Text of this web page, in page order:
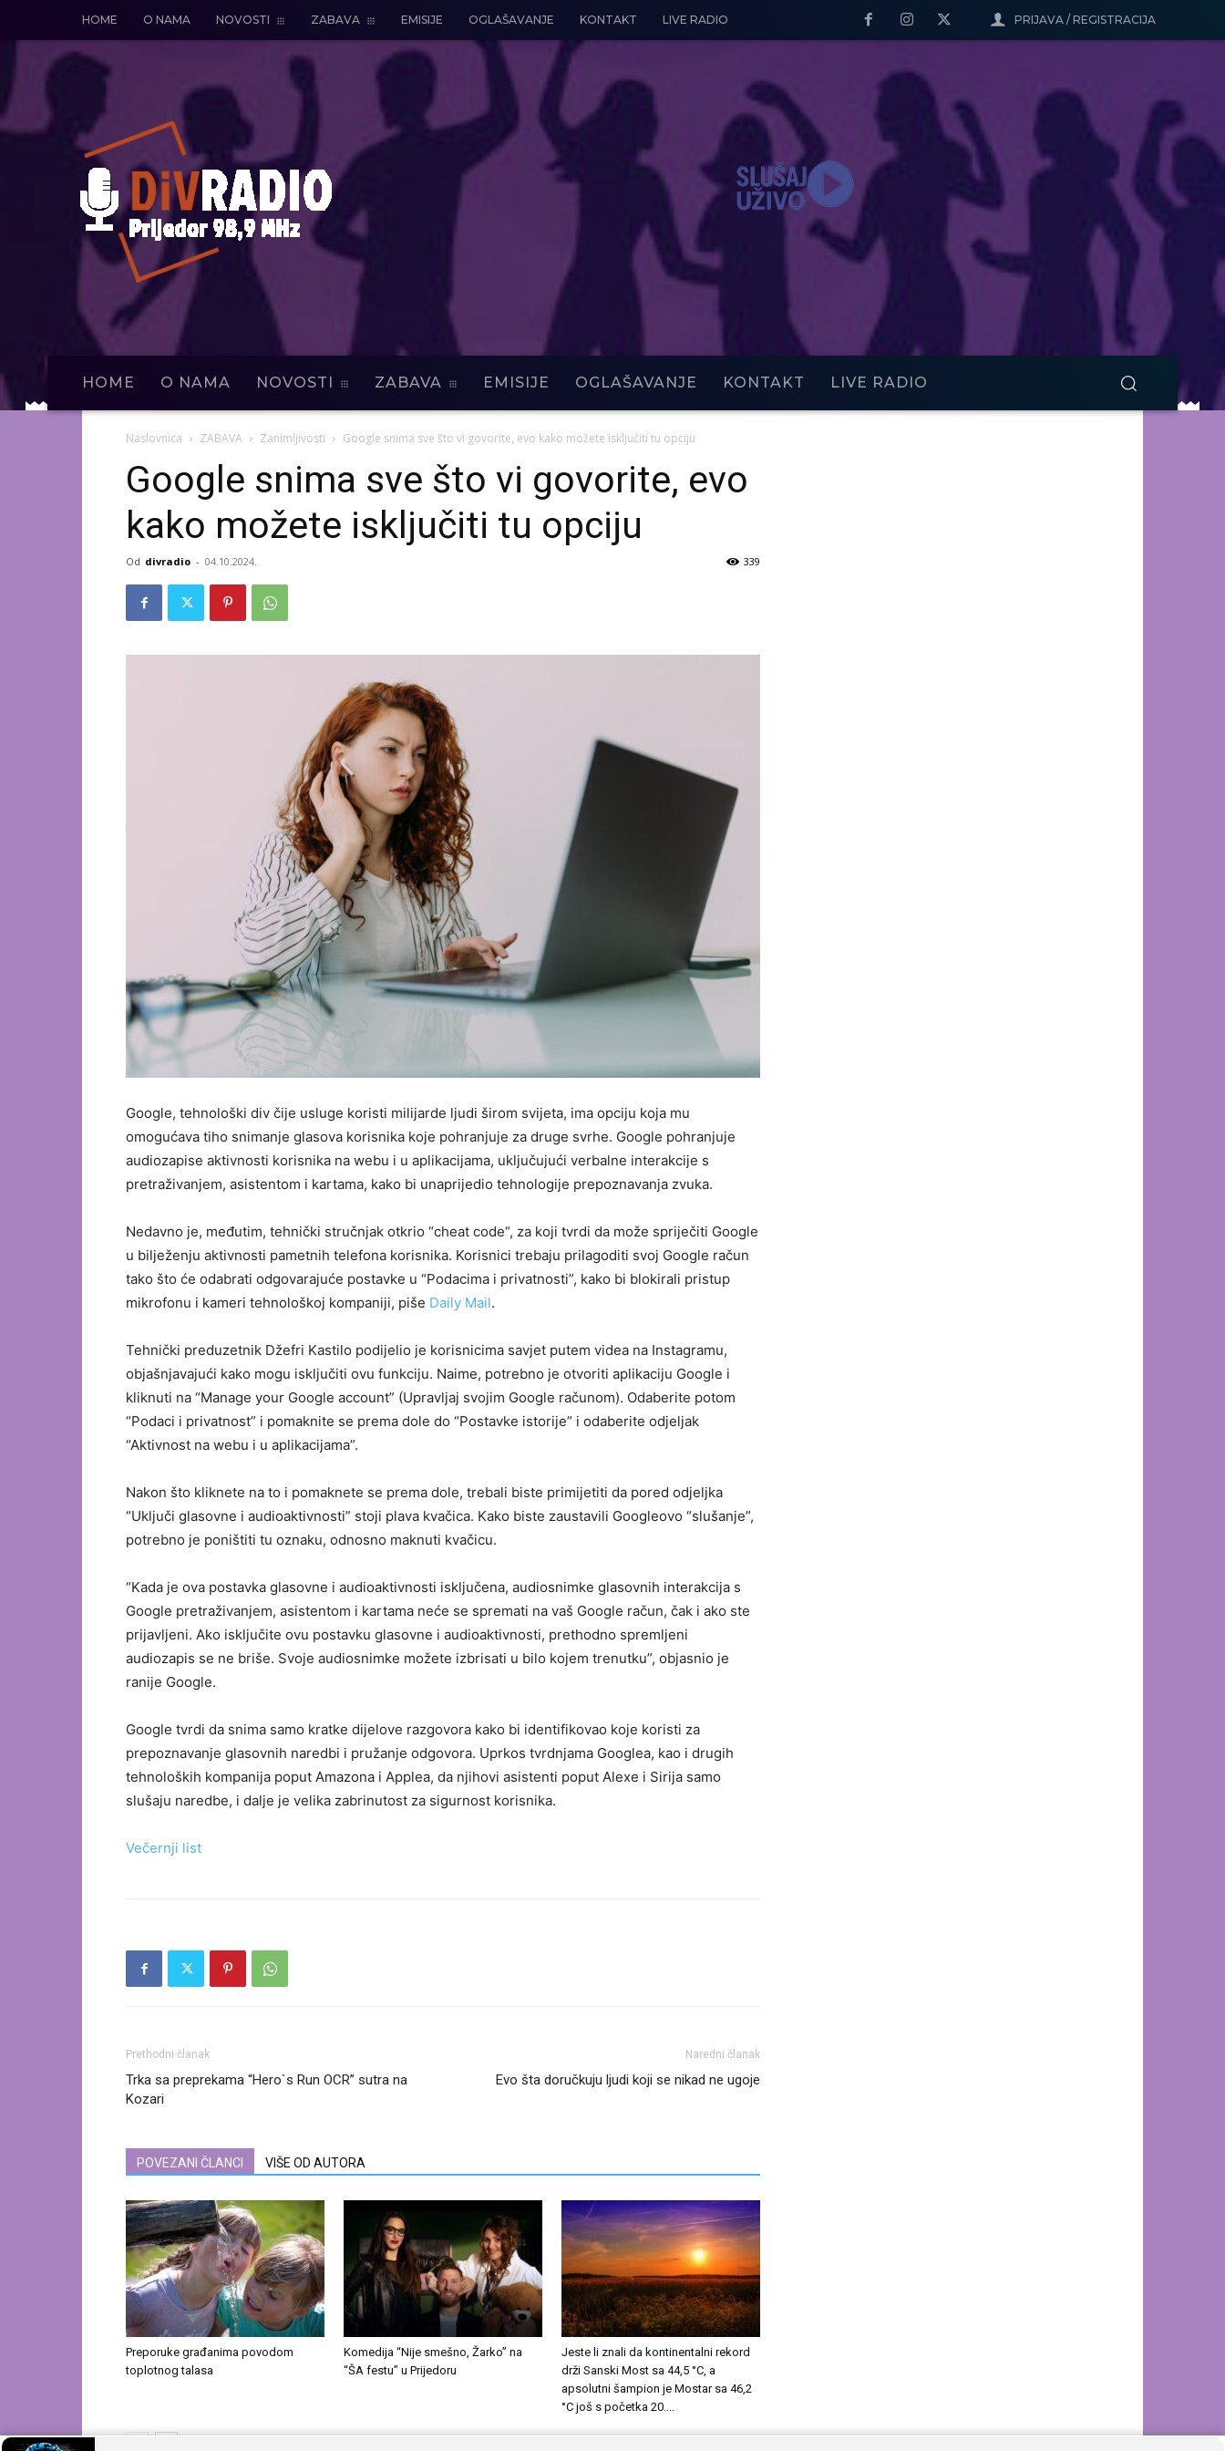
PRIJAVA / REGISTRACIJA
HOME O NAMA NOVOSTI ZABAVA EMISIJE OGLAŠAVANJE KONTAKT LIVE RADIO
HOME O NAMA NOVOSTI ZABAVA EMISIJE OGLAŠAVANJE KONTAKT LIVE RADIO
Naslovnica ZABAVA Zanimljivosti Google snima sve što vi govorite, evo kako možete isključiti tu opciju
Google snima sve što vi govorite, evo
kako možete isključiti tu opciju
Od divradio - 04.10.2024. 339
Google, tehnološki div čije usluge koristi milijarde ljudi širom svijeta, ima opciju koja mu
omogućava tiho snimanje glasova korisnika koje pohranjuje za druge svrhe. Google pohranjuje
audiozapise aktivnosti korisnika na webu i u aplikacijama, uključujući verbalne interakcije s
pretraživanjem, asistentom i kartama, kako bi unaprijedio tehnologije prepoznavanja zvuka.
Nedavno je, međutim, tehnički stručnjak otkrio “cheat code“, za koji tvrdi da može spriječiti Google
u bilježenju aktivnosti pametnih telefona korisnika. Korisnici trebaju prilagoditi svoj Google račun
tako što će odabrati odgovarajuće postavke u “Podacima i privatnosti”, kako bi blokirali pristup
mikrofonu i kameri tehnološkoj kompaniji, piše Daily Mail.
Tehnički preduzetnik Džefri Kastilo podijelio je korisnicima savjet putem videa na Instagramu,
objašnjavajući kako mogu isključiti ovu funkciju. Naime, potrebno je otvoriti aplikaciju Google i
kliknuti na “Manage your Google account” (Upravljaj svojim Google računom). Odaberite potom
“Podaci i privatnost” i pomaknite se prema dole do “Postavke istorije” i odaberite odjeljak
“Aktivnost na webu i u aplikacijama”.
Nakon što kliknete na to i pomaknete se prema dole, trebali biste primijetiti da pored odjeljka
“Uključi glasovne i audioaktivnosti” stoji plava kvačica. Kako biste zaustavili Googleovo “slušanje”,
potrebno je poništiti tu oznaku, odnosno maknuti kvačicu.
“Kada je ova postavka glasovne i audioaktivnosti isključena, audiosnimke glasovnih interakcija s
Google pretraživanjem, asistentom i kartama neće se spremati na vaš Google račun, čak i ako ste
prijavljeni. Ako isključite ovu postavku glasovne i audioaktivnosti, prethodno spremljeni
audiozapis se ne briše. Svoje audiosnimke možete izbrisati u bilo kojem trenutku”, objasnio je
ranije Google.
Google tvrdi da snima samo kratke dijelove razgovora kako bi identifikovao koje koristi za
prepoznavanje glasovnih naredbi i pružanje odgovora. Uprkos tvrdnjama Googlea, kao i drugih
tehnoloških kompanija poput Amazona i Applea, da njihovi asistenti poput Alexe i Sirija samo
slušaju naredbe, i dalje je velika zabrinutost za sigurnost korisnika.
Večernji list
Prethodni članak
Trka sa preprekama “Hero`s Run OCR” sutra na
Kozari
Naredni članak
Evo šta doručkuju ljudi koji se nikad ne ugoje
POVEZANI ČLANCI VIŠE OD AUTORA
Preporuke građanima povodom
toplotnog talasa
Komedija “Nije smešno, Žarko” na
“ŠA festu” u Prijedoru
Jeste li znali da kontinentalni rekord
drži Sanski Most sa 44,5 °C, a
apsolutni šampion je Mostar sa 46,2
°C još s početka 20....